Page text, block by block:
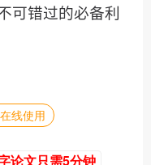
可错过的必备利
线使用
论文只需5分钟